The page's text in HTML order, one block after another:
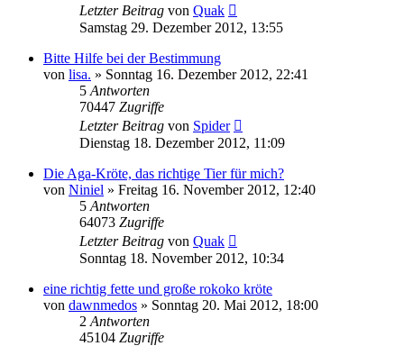
Letzter Beitrag von Quak
Samstag 29. Dezember 2012, 13:55
Bitte Hilfe bei der Bestimmung
von lisa. » Sonntag 16. Dezember 2012, 22:41
5 Antworten
70447 Zugriffe
Letzter Beitrag von Spider
Dienstag 18. Dezember 2012, 11:09
Die Aga-Kröte, das richtige Tier für mich?
von Niniel » Freitag 16. November 2012, 12:40
5 Antworten
64073 Zugriffe
Letzter Beitrag von Quak
Sonntag 18. November 2012, 10:34
eine richtig fette und große rokoko kröte
von dawnmedos » Sonntag 20. Mai 2012, 18:00
2 Antworten
45104 Zugriffe